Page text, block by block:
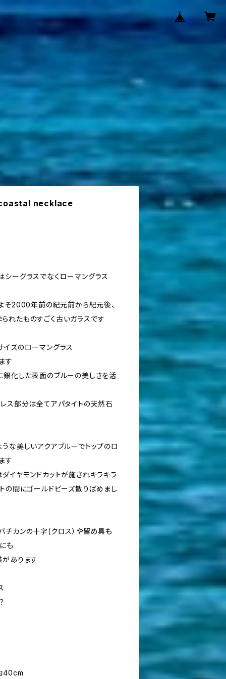
necklace
ーグラスでなくローマングラス
そ2000年前の紀元前から紀元後、
れたものすごく古いガラスです
ズのローマングラス
す
銀化した表面のブルーの美しさを活
ス部分は全てアパタイトの天然石
な美しいアクアブルーでトップのロ
す
イヤモンドカットが施されキラキラ
の間にゴールドビーズ散りばめまし
チカンの十字(クロス）や留め具も
も
があります
40cm